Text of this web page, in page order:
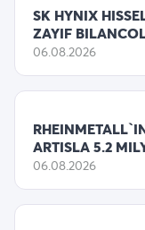
SK HYNIX
ZAYIF
06.08.2026
ARTISLA 5.2
06.08.2026